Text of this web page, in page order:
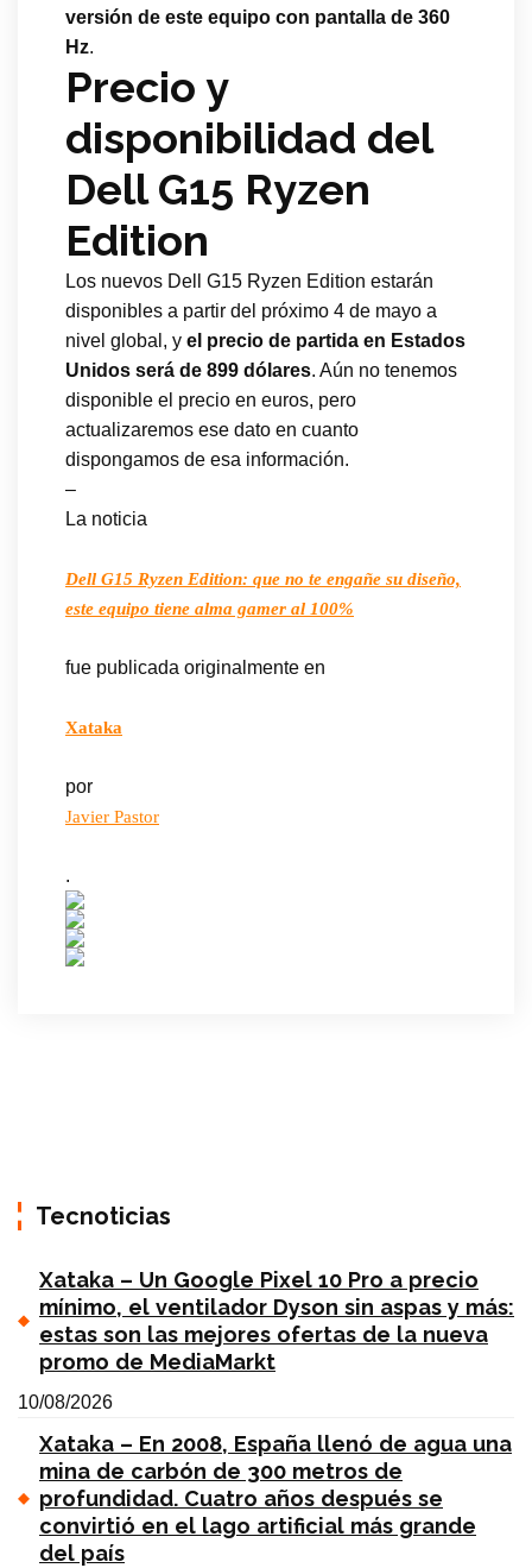
versión de este equipo con pantalla de 360
Hz.
Precio y
disponibilidad del
Dell G15 Ryzen
Edition
Los nuevos Dell G15 Ryzen Edition estarán
disponibles a partir del próximo 4 de mayo a
nivel global, y el precio de partida en Estados
Unidos será de 899 dólares. Aún no tenemos
disponible el precio en euros, pero
actualizaremos ese dato en cuanto
dispongamos de esa información.
–
La noticia
Dell G15 Ryzen Edition: que no te engañe su diseño,
este equipo tiene alma gamer al 100%
fue publicada originalmente en
Xataka
por
Javier Pastor
.
Tecnoticias
Xataka – Un Google Pixel 10 Pro a precio
mínimo, el ventilador Dyson sin aspas y más:
estas son las mejores ofertas de la nueva
promo de MediaMarkt
10/08/2026
Xataka – En 2008, España llenó de agua una
mina de carbón de 300 metros de
profundidad. Cuatro años después se
convirtió en el lago artificial más grande
del país